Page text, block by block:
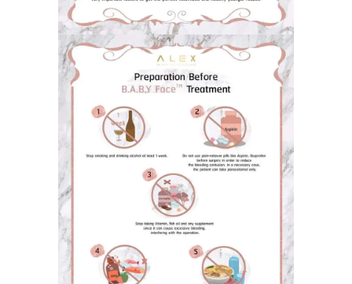
ABOUT US
SERVICES
BEAUTY TIPS
PATIENT REVIEWS
PRE & POST CAUTION
CONSULT & RESERVATION